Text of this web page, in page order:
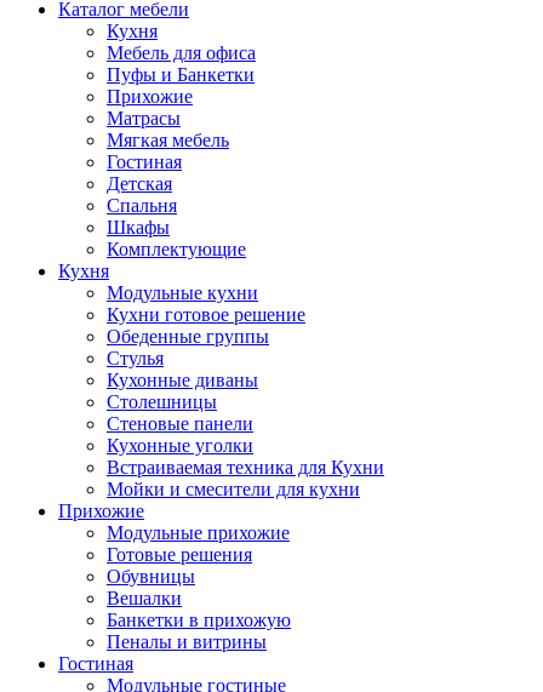
Каталог мебели
Кухня
Мебель для офиса
Пуфы и Банкетки
Прихожие
Матрасы
Мягкая мебель
Гостиная
Детская
Спальня
Шкафы
Комплектующие
Кухня
Модульные кухни
Кухни готовое решение
Обеденные группы
Стулья
Кухонные диваны
Столешницы
Стеновые панели
Кухонные уголки
Встраиваемая техника для Кухни
Мойки и смесители для кухни
Прихожие
Модульные прихожие
Готовые решения
Обувницы
Вешалки
Банкетки в прихожую
Пеналы и витрины
Гостиная
Модульные гостиные